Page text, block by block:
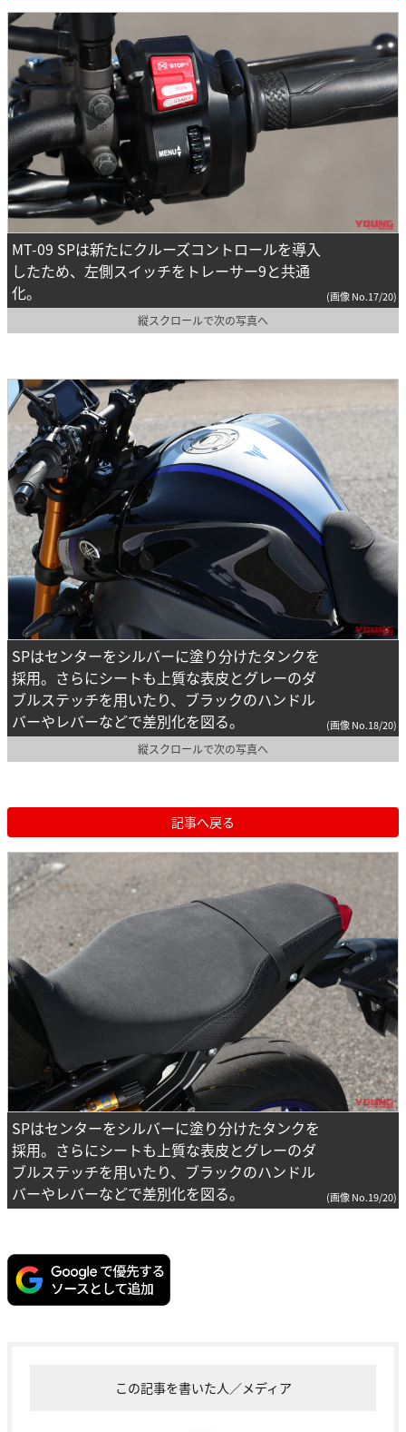
MT-09 SPは新たにクルーズコントロールを導入
したため、左側スイッチをトレーサー9と共通
化。
(画像 No.17/20)
縦スクロールで次の写真へ
SPはセンターをシルバーに塗り分けたタンクを
採用。さらにシートも上質な表皮とグレーのダ
ブルステッチを用いたり、ブラックのハンドル
バーやレバーなどで差別化を図る。
(画像 No.18/20)
縦スクロールで次の写真へ
記事へ戻る
SPはセンターをシルバーに塗り分けたタンクを
採用。さらにシートも上質な表皮とグレーのダ
ブルステッチを用いたり、ブラックのハンドル
バーやレバーなどで差別化を図る。
(画像 No.19/20)
この記事を書いた人／メディア